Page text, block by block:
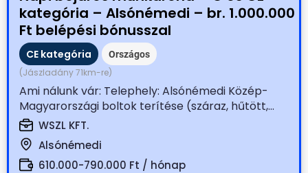
kategória – Alsónémedi – br. 1.000.000
Ft belépési bónusszal
CE kategória Országos
(Jászladány 71km-re)
Ami nálunk vár: Telephely: Alsónémedi Közép-
Magyarországi boltok terítése (száraz, hűtött,...
WSZL KFT.
Alsónémedi
610.000-790.000 Ft / hónap